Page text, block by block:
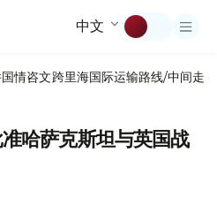
中文
国情咨文跨里海国际运输路线/中间走廊
哈萨克斯坦与英国战